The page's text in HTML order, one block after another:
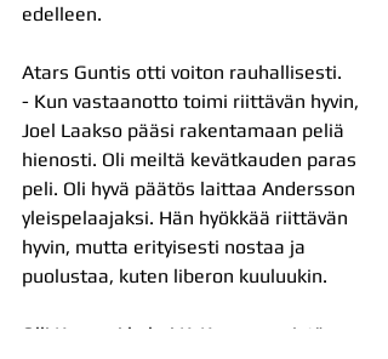
edelleen.
Atars Guntis otti voiton rauhallisesti.
- Kun vastaanotto toimi riittävän hyvin,
Joel Laakso pääsi rakentamaan peliä
hienosti. Oli meiltä kevätkauden paras
peli. Oli hyvä päätös laittaa Andersson
yleispelaajaksi. Hän hyökkää riittävän
hyvin, mutta erityisesti nostaa ja
puolustaa, kuten liberon kuuluukin.
Olli Kunnari kehui KyKyn venymistä.